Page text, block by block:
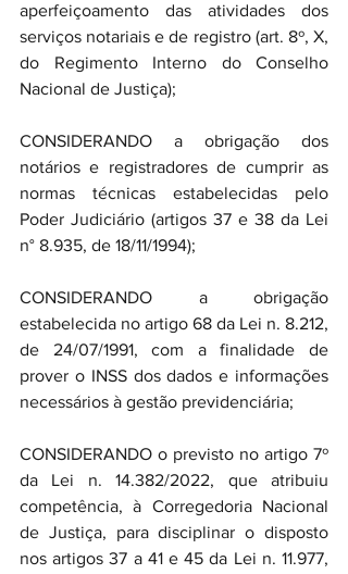
aperfeiçoamento das atividades dos
serviços notariais e de registro (art. 8º, X,
do Regimento Interno do Conselho
Nacional de Justiça);
CONSIDERANDO a obrigação dos
notários e registradores de cumprir as
normas técnicas estabelecidas pelo
Poder Judiciário (artigos 37 e 38 da Lei
n° 8.935, de 18/11/1994);
CONSIDERANDO a obrigação
estabelecida no artigo 68 da Lei n. 8.212,
de 24/07/1991, com a finalidade de
prover o INSS dos dados e informações
necessários à gestão previdenciária;
CONSIDERANDO o previsto no artigo 7º
da Lei n. 14.382/2022, que atribuiu
competência, à Corregedoria Nacional
de Justiça, para disciplinar o disposto
nos artigos 37 a 41 e 45 da Lei n. 11.977,